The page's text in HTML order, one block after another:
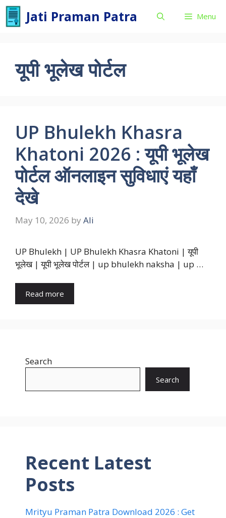
Skip
content
Jati Praman Patra Menu
यूपी भूलेख पोर्टल
UP Bhulekh Khasra
Khatoni 2026 : यूपी भूलेख
पोर्टल ऑनलाइन सुविधाएं यहाँ
देखे
May 10, 2026 by Ali
UP Bhulekh | UP Bhulekh Khasra Khatoni | यूपी
भूलेख | यूपी भूलेख पोर्टल | up bhulekh naksha | up …
Read more
Search
Search
Recent Latest
Posts
Mrityu Praman Patra Download 2026 : Get